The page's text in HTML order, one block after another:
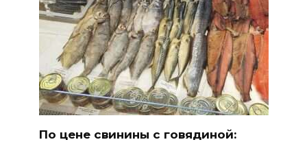
По цене свинины с говядиной: